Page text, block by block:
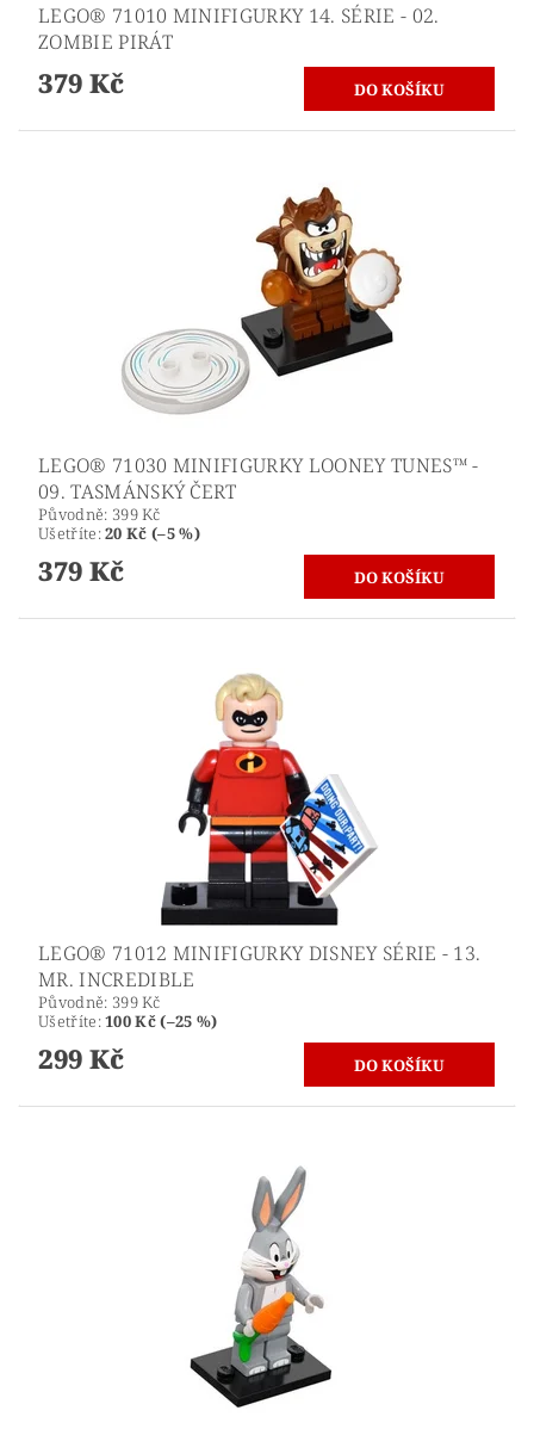
LEGO® 71010 MINIFIGURKY 14. SÉRIE - 02.
ZOMBIE PIRÁT
379 Kč
LEGO® 71030 MINIFIGURKY LOONEY TUNES™ -
09. TASMÁNSKÝ ČERT
Původně: 399 Kč
Ušetříte:20 Kč (–5 %)
379 Kč
LEGO® 71012 MINIFIGURKY DISNEY SÉRIE - 13.
MR. INCREDIBLE
Původně: 399 Kč
Ušetříte:100 Kč (–25 %)
299 Kč